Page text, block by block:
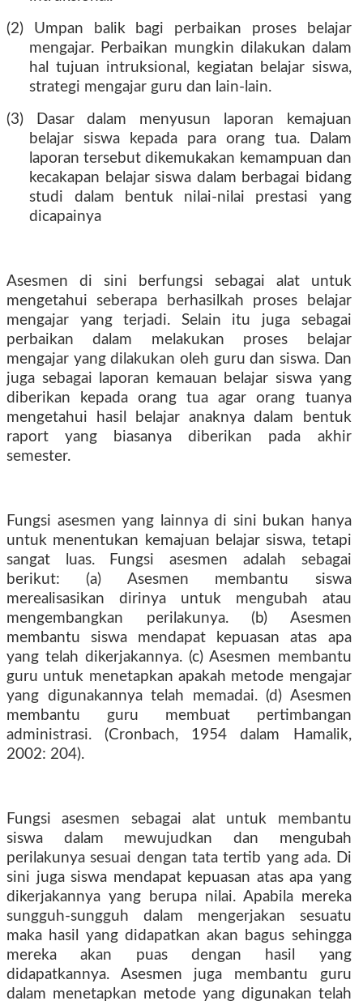
(2) Umpan balik bagi perbaikan proses belajar
mengajar. Perbaikan mungkin dilakukan dalam
hal tujuan intruksional, kegiatan belajar siswa,
strategi mengajar guru dan lain-lain.
(3) Dasar dalam menyusun laporan kemajuan
belajar siswa kepada para orang tua. Dalam
laporan tersebut dikemukakan kemampuan dan
kecakapan belajar siswa dalam berbagai bidang
studi dalam bentuk nilai-nilai prestasi yang
dicapainya
Asesmen di sini berfungsi sebagai alat untuk
mengetahui seberapa berhasilkah proses belajar
mengajar yang terjadi. Selain itu juga sebagai
perbaikan dalam melakukan proses belajar
mengajar yang dilakukan oleh guru dan siswa. Dan
juga sebagai laporan kemauan belajar siswa yang
diberikan kepada orang tua agar orang tuanya
mengetahui hasil belajar anaknya dalam bentuk
raport yang biasanya diberikan pada akhir
semester.
Fungsi asesmen yang lainnya di sini bukan hanya
untuk menentukan kemajuan belajar siswa, tetapi
sangat luas. Fungsi asesmen adalah sebagai
berikut: (a) Asesmen membantu siswa
merealisasikan dirinya untuk mengubah atau
mengembangkan perilakunya. (b) Asesmen
membantu siswa mendapat kepuasan atas apa
yang telah dikerjakannya. (c) Asesmen membantu
guru untuk menetapkan apakah metode mengajar
yang digunakannya telah memadai. (d) Asesmen
membantu guru membuat pertimbangan
administrasi. (Cronbach, 1954 dalam Hamalik,
2002: 204).
Fungsi asesmen sebagai alat untuk membantu
siswa dalam mewujudkan dan mengubah
perilakunya sesuai dengan tata tertib yang ada. Di
sini juga siswa mendapat kepuasan atas apa yang
dikerjakannya yang berupa nilai. Apabila mereka
sungguh-sungguh dalam mengerjakan sesuatu
maka hasil yang didapatkan akan bagus sehingga
mereka akan puas dengan hasil yang
didapatkannya. Asesmen juga membantu guru
dalam menetapkan metode yang digunakan telah